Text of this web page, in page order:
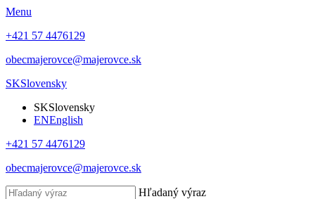
Menu
+421 57 4476129
obecmajerovce@majerovce.sk
SKSlovensky
SKSlovensky
ENEnglish
+421 57 4476129
obecmajerovce@majerovce.sk
Hľadaný výraz